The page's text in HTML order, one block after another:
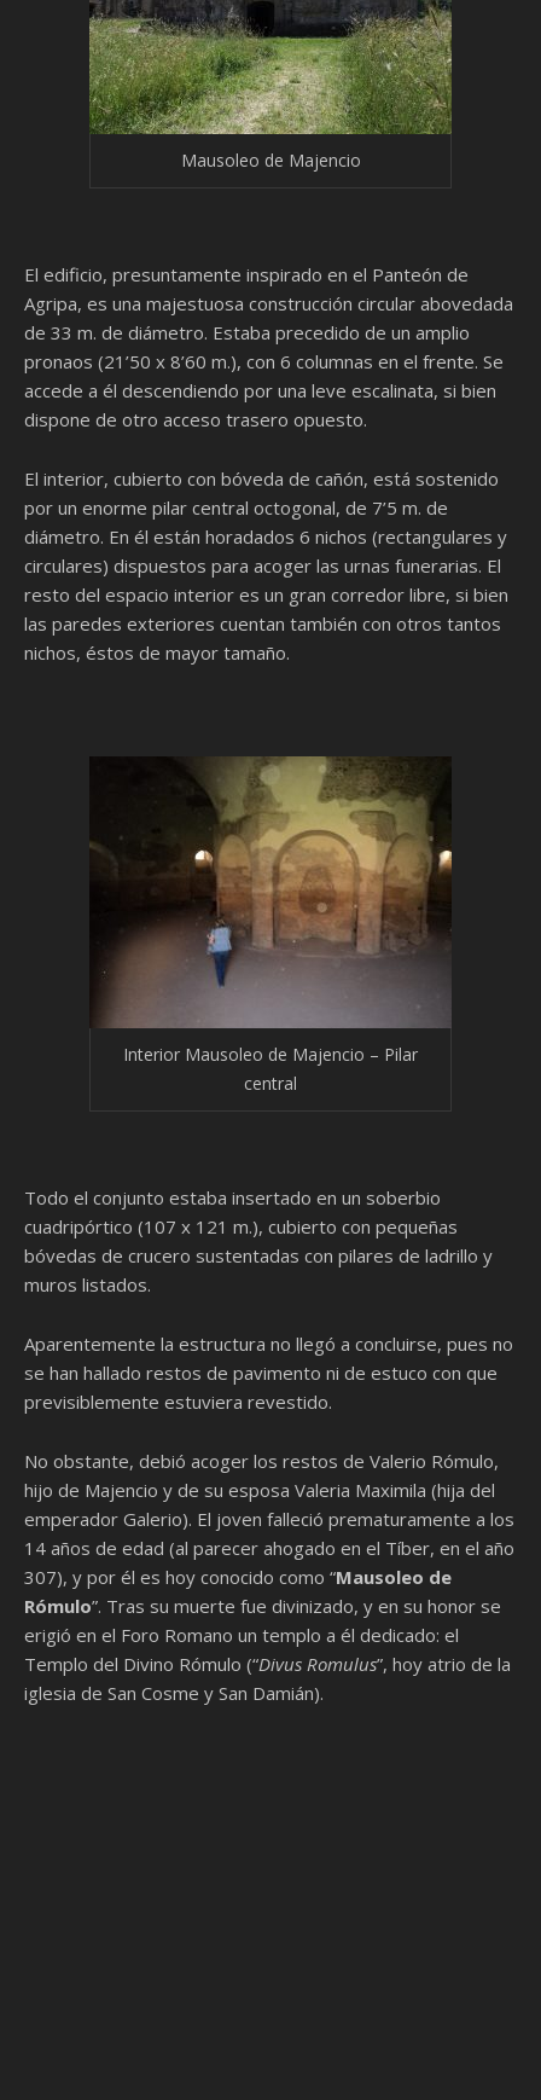
Mausoleo de Majencio
El edificio, presuntamente inspirado en el Panteón de
Agripa, es una majestuosa construcción circular abovedada
de 33 m. de diámetro. Estaba precedido de un amplio
pronaos (21’50 x 8’60 m.), con 6 columnas en el frente. Se
accede a él descendiendo por una leve escalinata, si bien
dispone de otro acceso trasero opuesto.
El interior, cubierto con bóveda de cañón, está sostenido
por un enorme pilar central octogonal, de 7’5 m. de
diámetro. En él están horadados 6 nichos (rectangulares y
circulares) dispuestos para acoger las urnas funerarias. El
resto del espacio interior es un gran corredor libre, si bien
las paredes exteriores cuentan también con otros tantos
nichos, éstos de mayor tamaño.
Interior Mausoleo de Majencio – Pilar
central
Todo el conjunto estaba insertado en un soberbio
cuadripórtico (107 x 121 m.), cubierto con pequeñas
bóvedas de crucero sustentadas con pilares de ladrillo y
muros listados.
Aparentemente la estructura no llegó a concluirse, pues no
se han hallado restos de pavimento ni de estuco con que
previsiblemente estuviera revestido.
No obstante, debió acoger los restos de Valerio Rómulo,
hijo de Majencio y de su esposa Valeria Maximila (hija del
emperador Galerio). El joven falleció prematuramente a los
14 años de edad (al parecer ahogado en el Tíber, en el año
307), y por él es hoy conocido como “Mausoleo de
Rómulo”. Tras su muerte fue divinizado, y en su honor se
erigió en el Foro Romano un templo a él dedicado: el
Templo del Divino Rómulo (“Divus Romulus”, hoy atrio de la
iglesia de San Cosme y San Damián).